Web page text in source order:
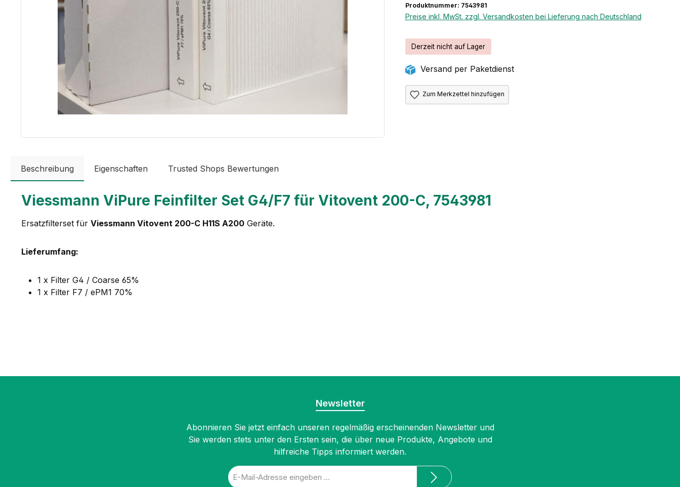
Produktnummer: 7543981
Preise inkl. MwSt. zzgl. Versandkosten bei Lieferung nach Deutschland
Derzeit nicht auf Lager
Versand per Paketdienst
Zum Merkzettel hinzufügen
Beschreibung Eigenschaften Trusted Shops Bewertungen
Viessmann ViPure Feinfilter Set G4/F7 für Vitovent 200-C, 7543981
Ersatzfilterset für Viessmann Vitovent 200-C H11S A200 Geräte.
Lieferumfang:
1 x Filter G4 / Coarse 65%
1 x Filter F7 / ePM1 70%
Newsletter
Abonnieren Sie jetzt einfach unseren regelmäßig erscheinenden Newsletter und
Sie werden stets unter den Ersten sein, die über neue Produkte, Angebote und
hilfreiche Tipps informiert werden.
E-
Mail-